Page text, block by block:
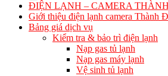
ĐIỆN LẠNH – CAMERA
Giới thiệu điện lạnh camera Thành
Bảng giá dịch vụ
Kiểm tra & bảo trì điện lạnh
Nạp gas tủ lạnh
Nạp gas máy lạnh
Vệ sinh tủ lạnh